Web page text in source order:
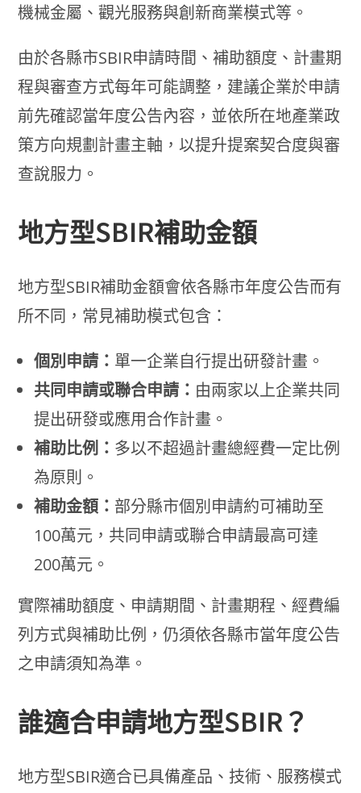
機械金屬、觀光服務與創新商業模式等。
由於各縣市SBIR申請時間、補助額度、計畫期
程與審查方式每年可能調整，建議企業於申請
前先確認當年度公告內容，並依所在地產業政
策方向規劃計畫主軸，以提升提案契合度與審
查說服力。
地方型SBIR補助金額
地方型SBIR補助金額會依各縣市年度公告而有
所不同，常見補助模式包含：
個別申請： 單一企業自行提出研發計畫。
共同申請或聯合申請： 由兩家以上企業共同
提出研發或應用合作計畫。
補助比例： 多以不超過計畫總經費一定比例
為原則。
補助金額： 部分縣市個別申請約可補助至
100萬元，共同申請或聯合申請最高可達
200萬元。
實際補助額度、申請期間、計畫期程、經費編
列方式與補助比例，仍須依各縣市當年度公告
之申請須知為準。
誰適合申請地方型SBIR？
地方型SBIR適合已具備產品、技術、服務模式